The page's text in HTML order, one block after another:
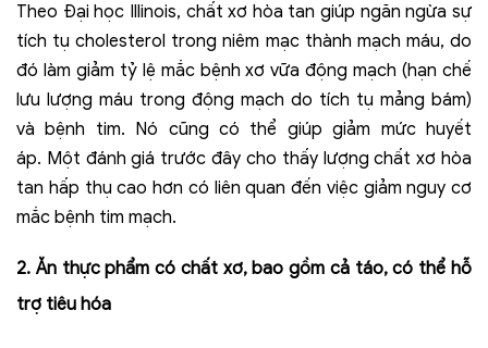
Theo Đại học Illinois, chất xơ hòa tan giúp ngăn ngừa sự
tích tụ cholesterol trong niêm mạc thành mạch máu, do
đó làm giảm tỷ lệ mắc bệnh xơ vữa động mạch (hạn chế
lưu lượng máu trong động mạch do tích tụ mảng bám)
và bệnh tim. Nó cũng có thể giúp giảm mức huyết
áp. Một đánh giá trước đây cho thấy lượng chất xơ hòa
tan hấp thụ cao hơn có liên quan đến việc giảm nguy cơ
mắc bệnh tim mạch.
2. Ăn thực phẩm có chất xơ, bao gồm cả táo, có thể hỗ
trợ tiêu hóa